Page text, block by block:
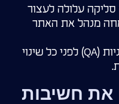
עלולה לעצור
מנהל את האתר
הוא מבצע בדיקות בדיקות קפדניות (QA) לפני כל שינוי
את חשיבות